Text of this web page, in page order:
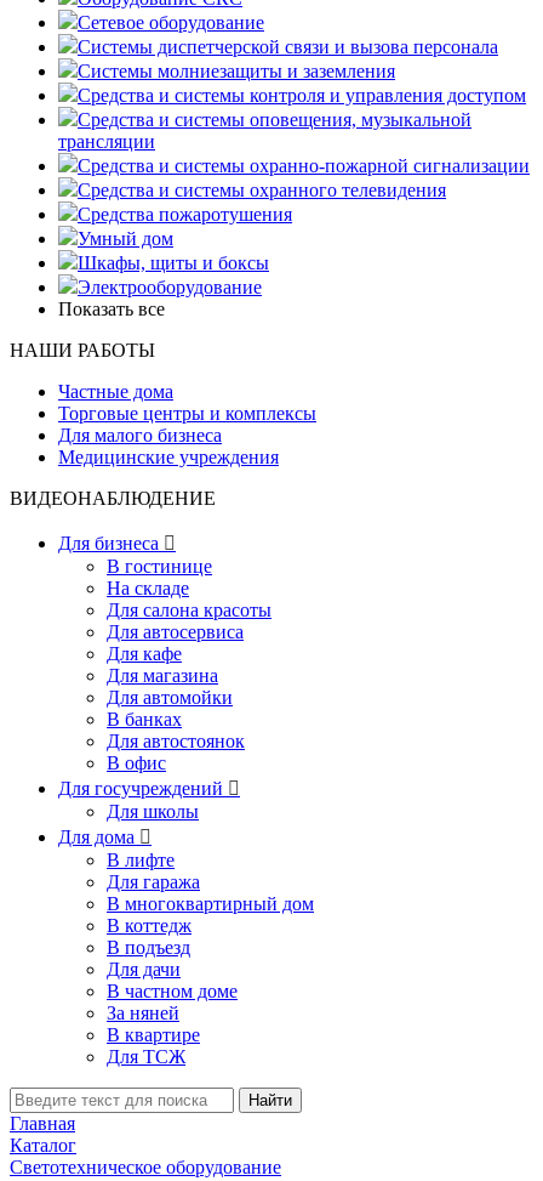
Сетевое оборудование
Системы диспетчерской связи и вызова персонала
Системы молниезащиты и заземления
Средства и системы контроля и управления доступом
Средства и системы оповещения, музыкальной
трансляции
Средства и системы охранно-пожарной сигнализации
Средства и системы охранного телевидения
Средства пожаротушения
Умный дом
Шкафы, щиты и боксы
Электрооборудование
Показать все
НАШИ РАБОТЫ
Частные дома
Торговые центры и комплексы
Для малого бизнеса
Медицинские учреждения
ВИДЕОНАБЛЮДЕНИЕ
Для бизнеса 
В гостинице
На складе
Для салона красоты
Для автосервиса
Для кафе
Для магазина
Для автомойки
В банках
Для автостоянок
В офис
Для госучреждений 
Для школы
Для дома 
В лифте
Для гаража
В многоквартирный дом
В коттедж
В подъезд
Для дачи
В частном доме
За няней
В квартире
Для ТСЖ
Найти
Главная
Каталог
Светотехническое оборудование